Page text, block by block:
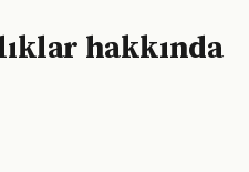
hakkında